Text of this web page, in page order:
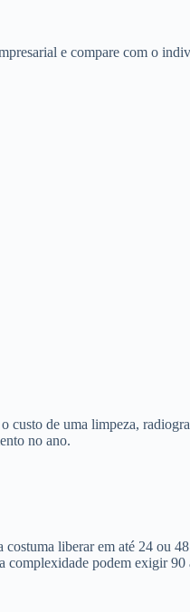
e compare com o
custo de uma limpeza,
no ano.
liberar em até 24 ou
podem exigir 90